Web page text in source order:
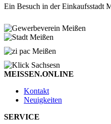
Ein Besuch in der Einkaufsstadt
MEISSEN.ONLINE
Kontakt
Neuigkeiten
SERVICE